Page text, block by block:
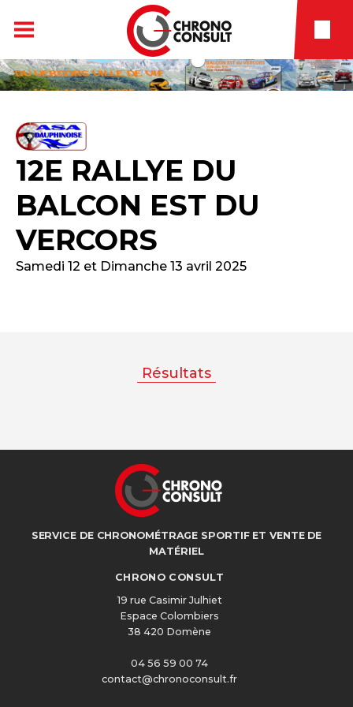
12E RALLYE DU
BALCON EST DU
VERCORS
Samedi 12 et Dimanche 13 avril 2025
Résultats
SERVICE DE CHRONOMÉTRAGE SPORTIF ET VENTE DE
MATÉRIEL
CHRONO CONSULT
19 rue Casimir Julhiet
Espace Colombiers
38 420 Domène
04 56 59 00 74
contact@chronoconsult.fr